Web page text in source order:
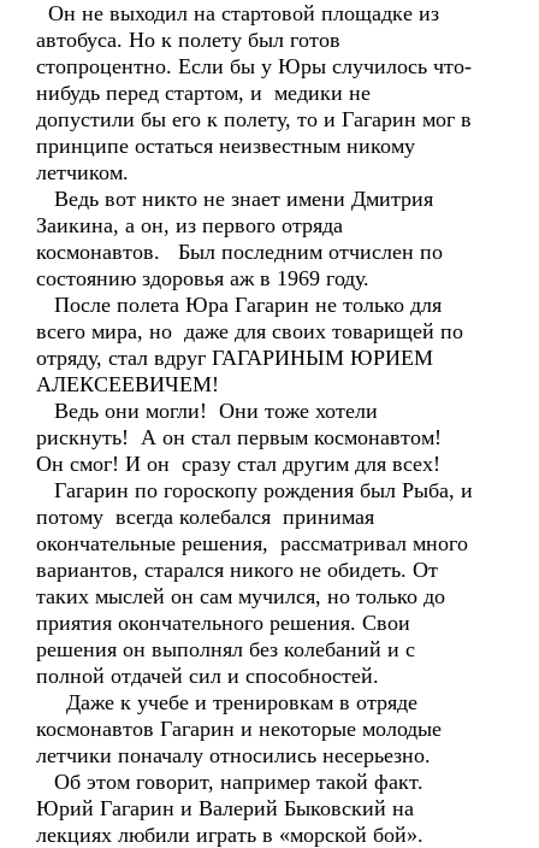
Он не выходил на стартовой площадке из
автобуса. Но к полету был готов
стопроцентно. Если бы у Юры случилось что-
нибудь перед стартом, и медики не
допустили бы его к полету, то и Гагарин мог в
принципе остаться неизвестным никому
летчиком.
Ведь вот никто не знает имени Дмитрия
Заикина, а он, из первого отряда
космонавтов. Был последним отчислен по
состоянию здоровья аж в 1969 году.
После полета Юра Гагарин не только для
всего мира, но даже для своих товарищей по
отряду, стал вдруг ГАГАРИНЫМ ЮРИЕМ
АЛЕКСЕЕВИЧЕМ!
Ведь они могли! Они тоже хотели
рискнуть! А он стал первым космонавтом!
Он смог! И он сразу стал другим для всех!
Гагарин по гороскопу рождения был Рыба, и
потому всегда колебался принимая
окончательные решения, рассматривал много
вариантов, старался никого не обидеть. От
таких мыслей он сам мучился, но только до
приятия окончательного решения. Свои
решения он выполнял без колебаний и с
полной отдачей сил и способностей.
Даже к учебе и тренировкам в отряде
космонавтов Гагарин и некоторые молодые
летчики поначалу относились несерьезно.
Об этом говорит, например такой факт.
Юрий Гагарин и Валерий Быковский на
лекциях любили играть в «морской бой».